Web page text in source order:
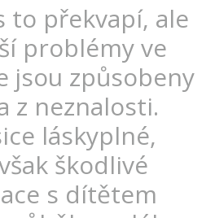
to překvapí, ale
problémy ve
jsou způsobeny
z neznalosti.
láskyplné,
škodlivé
s dítětem